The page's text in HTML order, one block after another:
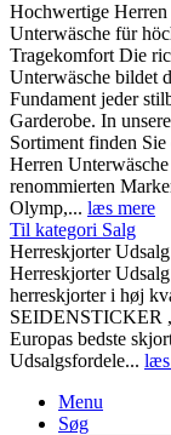
Hochwertige Herren
Unterwäsche für
Tragekomfort Die
Unterwäsche bildet
Fundament jeder
Garderobe. In
Sortiment finden Sie
Herren
renommierten
Olymp,... læs mere
Til kategori Salg
Herreskjorter
Herreskjorter
herreskjorter i høj
Europas bedste
Udsalgsfordele... læs
Menu
Søg